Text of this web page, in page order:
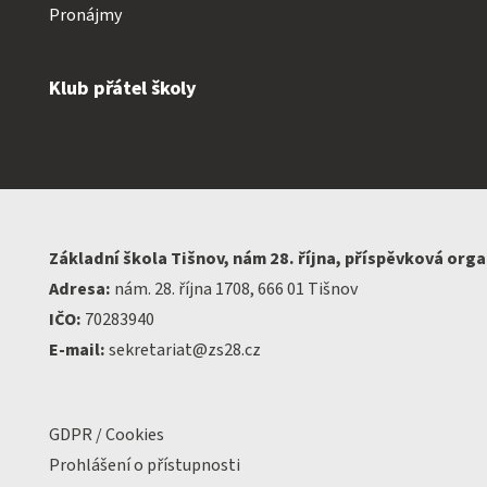
Pronájmy
Klub přátel školy
Základní škola Tišnov, nám 28. října, příspěvková
Adresa: nám. 28. října 1708, 666 01 Tišnov
IČO: 70283940
E-mail:sekretariat@zs28.cz
GDPR / Cookies
Prohlášení o přístupnosti